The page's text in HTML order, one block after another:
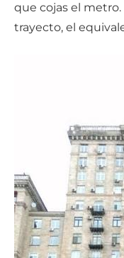
que cojas el
trayecto, el